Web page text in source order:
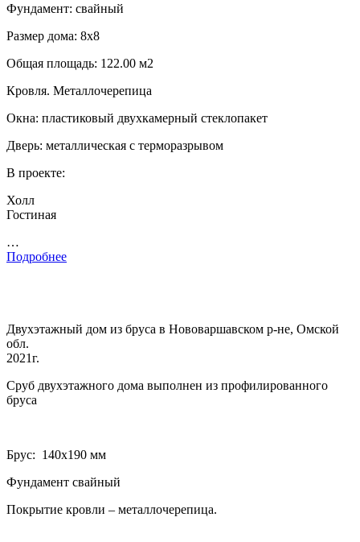
Фундамент: свайный
Размер дома: 8х8
Общая площадь: 122.00 м2
Кровля. Металлочерепица
Окна: пластиковый двухкамерный стеклопакет
Дверь: металлическая с терморазрывом
В проекте:
Холл
Гостиная
…
Подробнее
Двухэтажный дом из бруса в Нововаршавском р-не, Омской
обл.
2021г.
Сруб двухэтажного дома выполнен из профилированного
бруса
Брус: 140­х190 мм
Фундамент свайный
Покрытие кровли – металлочерепица.